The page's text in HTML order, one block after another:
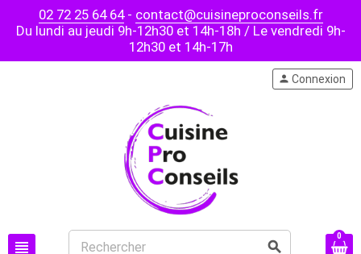
02 72 25 64 64- contact@cuisineproconseils.fr
Du lundi au jeudi 9h-12h30 et 14h-18h / Le vendredi 9h-
12h30 et 14h-17h
view_headline search
person Connexion
0